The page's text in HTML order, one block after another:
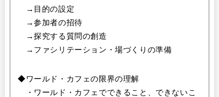
→目的の設定
→参加者の招待
→探究する質問の創造
→ファシリテーション・場づくりの準備
◆ワールド・カフェの限界の理解
・ワールド・カフェでできること、できないこ